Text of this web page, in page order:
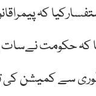
کہ
بتایا کہ حکومت
سے کمیشن